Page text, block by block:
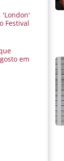
'London'
Festival
em